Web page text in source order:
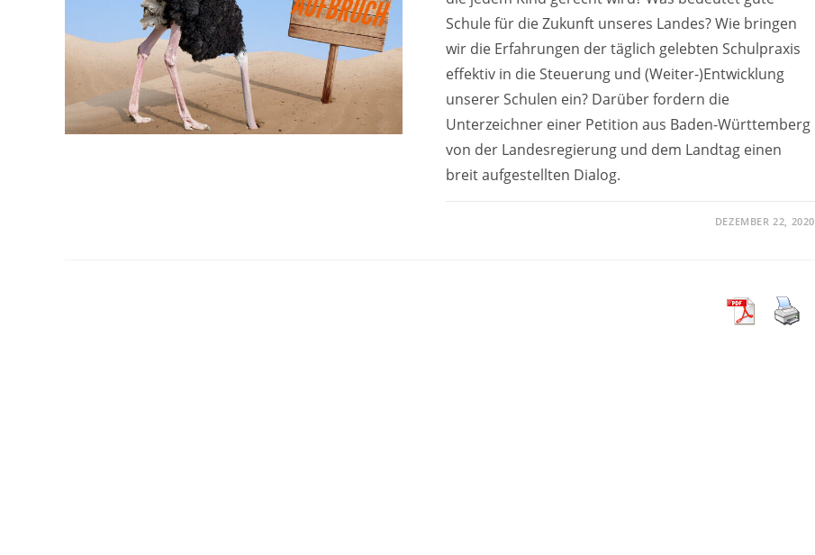
Schule für die Zukunft unseres Landes? Wie bringen
wir die Erfahrungen der täglich gelebten Schulpraxis
effektiv in die Steuerung und (Weiter-)Entwicklung
unserer Schulen ein? Darüber fordern die
Unterzeichner einer Petition aus Baden-Württemberg
von der Landesregierung und dem Landtag einen
breit aufgestellten Dialog.
DEZEMBER 22, 2020